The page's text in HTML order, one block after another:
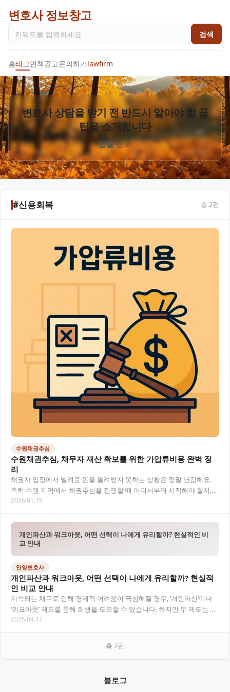
변호사 정보창고
검색
홈태그면책공고문의하기lawfirm
변호사 상담을 받기 전 반드시 알아야 할 꿀
팁을 소개합니다
법률 정보
#신용회복 총 2편
수원채권추심
수원채권추심, 채무자 재산 확보를 위한 가압류비용 완벽 정
리
채권자 입장에서 빌려준 돈을 돌려받지 못하는 상황은 정말 난감해요.
특히 수원 지역에서 채권추심을 진행할 때 어디서부터 시작해야 할지,
가압류비용은 얼마나 드는지 궁금한 점이 많으…
2026.01.19
개인파산과 워크아웃, 어떤 선택이 나에게 유리할까? 현실적인 비
교 안내
안양변호사
개인파산과 워크아웃, 어떤 선택이 나에게 유리할까? 현실적
인 비교 안내
지속되는 채무로 인해 경제적 어려움이 극심해질 경우, ‘개인파산’이나
‘워크아웃’ 제도를 통해 회생을 도모할 수 있습니다. 하지만 두 제도는 적
용 대상, 절차, 효과가 매우 달라…
2025.04.17
총 2편
블로그